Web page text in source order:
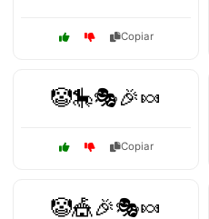
Copiar
🤡🎠🎭🎉🍬
Copiar
🤡🎪🎉🎭🍬